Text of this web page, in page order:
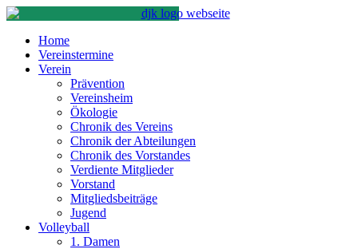
Home
Vereinstermine
Verein
Prävention
Vereinsheim
Ökologie
Chronik des Vereins
Chronik der Abteilungen
Chronik des Vorstandes
Verdiente Mitglieder
Vorstand
Mitgliedsbeiträge
Jugend
Volleyball
1. Damen